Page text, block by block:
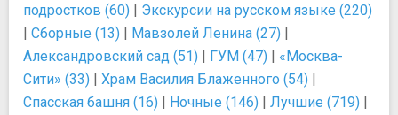
подростков (60) | Экскурсии на русском языке (220)
| Сборные (13) | Мавзолей Ленина (27) |
Александровский сад (51) | ГУМ (47) | «Москва-
Сити» (33) | Храм Василия Блаженного (54) |
Спасская башня (16) | Ночные (146) | Лучшие (719) |